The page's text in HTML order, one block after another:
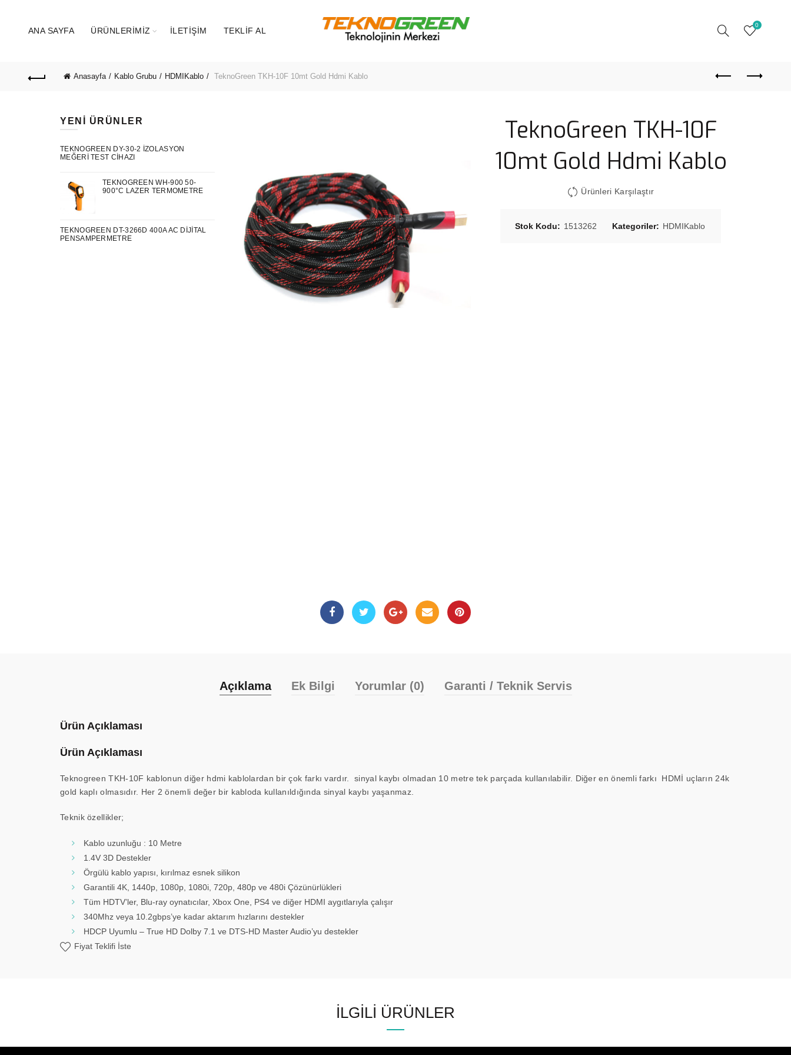
ANA SAYFA ÜRÜNLERIMIZ İLETIŞIM TEKLIF AL
0
Anasayfa Kablo Grubu HDMIKablo TeknoGreen TKH-10F 10mt Gold Hdmi Kablo
TeknoGreen TKH-10F
10mt Gold Hdmi Kablo
Ürünleri Karşılaştır
Stok Kodu: 1513262 Kategoriler: HDMIKablo
YENI ÜRÜNLER
TEKNOGREEN DY-30-2 İZOLASYON
MEĞERI TEST CIHAZI
TEKNOGREEN WH-900 50-
900°C LAZER TERMOMETRE
TEKNOGREEN DT-3266D 400A AC DIJITAL
PENSAMPERMETRE
Açıklama Ek Bilgi Yorumlar (0) Garanti / Teknik Servis
Ürün Açıklaması
Ürün Açıklaması
Teknogreen TKH-10F kablonun diğer hdmi kablolardan bir çok farkı vardır. sinyal kaybı olmadan 10 metre tek parçada kullanılabilir. Diğer en önemli farkı HDMİ uçların 24k
gold kaplı olmasıdır. Her 2 önemli değer bir kabloda kullanıldığında sinyal kaybı yaşanmaz.
Teknik özellikler;
Kablo uzunluğu : 10 Metre
1.4V 3D Destekler
Örgülü kablo yapısı, kırılmaz esnek silikon
Garantili 4K, 1440p, 1080p, 1080i, 720p, 480p ve 480i Çözünürlükleri
Tüm HDTV’ler, Blu-ray oynatıcılar, Xbox One, PS4 ve diğer HDMI aygıtlarıyla çalışır
340Mhz veya 10.2gbps’ye kadar aktarım hızlarını destekler
HDCP Uyumlu – True HD Dolby 7.1 ve DTS-HD Master Audio’yu destekler
Fiyat Teklifi İste
İLGILI ÜRÜNLER